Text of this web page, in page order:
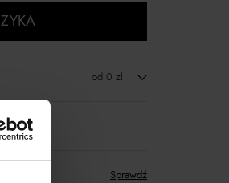
od 0 zł
Sprawdź